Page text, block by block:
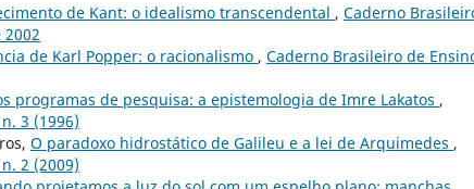
de Kant: o idealismo transcendental , Caderno
de Karl Popper: o racionalismo , Caderno Brasileiro de
programas de pesquisa: a epistemologia de Imre Lakatos ,
3 (1996)
O paradoxo hidrostático de Galileu e a lei de Arquimedes ,
2 (2009)